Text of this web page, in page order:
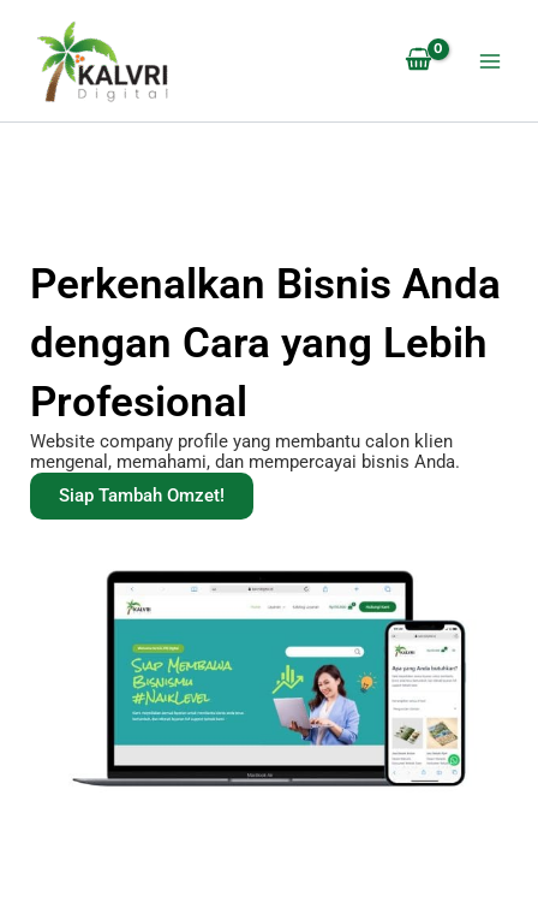
konten
Perkenalkan Bisnis Anda
dengan Cara yang Lebih
Profesional
Website company profile yang membantu calon klien
mengenal, memahami, dan mempercayai bisnis Anda.
Siap Tambah Omzet!